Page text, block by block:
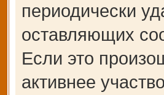
периодически
оставляющих
Если это
активнее